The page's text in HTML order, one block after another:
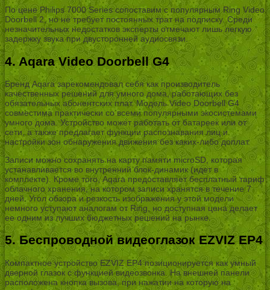
По цене Philips 7000 Series сопоставим с популярным Ring Video
Doorbell 2, но не требует постоянных трат на подписку. Среди
незначительных недостатков эксперты отмечают лишь легкую
задержку звука при двусторонней аудиосвязи.
4. Aqara Video Doorbell G4
Бренд Aqara зарекомендовал себя как производитель
качественных решений для умного дома, работающих без
обязательных абонентских плат. Модель Video Doorbell G4
совместима практически со всеми популярными экосистемами
умного дома. Устройство может работать от батареек или от
сети, а также предлагает функции распознавания лиц и
настройки зон обнаружения движения без каких-либо доплат.
Записи можно сохранять на карту памяти microSD, которая
устанавливается во внутренний блок-динамик (идет в
комплекте). Кроме того, Aqara предоставляет бесплатный тариф
облачного хранения, на котором записи хранятся в течение 7
дней. Угол обзора и резкость изображения у этой модели
немного уступают аналогам от Ring, но доступная цена делает
ее одним из лучших бюджетных решений на рынке.
5. Беспроводной видеоглазок EZVIZ EP4
Компактное устройство EZVIZ EP4 позиционируется как умный
дверной глазок с функцией видеозвонка. На внешней панели
расположена кнопка вызова, при нажатии на которую на